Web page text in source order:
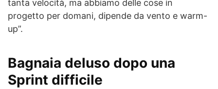
tanta velocità, ma abbiamo delle cose in
progetto per domani, dipende da vento e warm-
up”.
Bagnaia deluso dopo una
Sprint difficile